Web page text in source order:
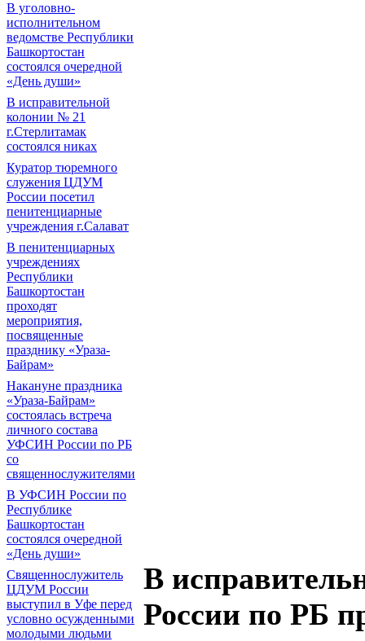
В уголовно-
исполнительном
ведомстве Республики
Башкортостан
состоялся очередной
«День души»
В исправительной
колонии № 21
г.Стерлитамак
состоялся никах
Куратор тюремного
служения ЦДУМ
России посетил
пенитенциарные
учреждения г.Салават
В пенитенциарных
учреждениях
Республики
Башкортостан
проходят
мероприятия,
посвященные
празднику «Ураза-
Байрам»
Накануне праздника
«Ураза-Байрам»
состоялась встреча
личного состава
УФСИН России по РБ
со
священнослужителями
В УФСИН России по
Республике
Башкортостан
состоялся очередной
«День души»
Священнослужитель
ЦДУМ России
выступил в Уфе перед
условно осужденными
молодыми людьми
В
России по РБ